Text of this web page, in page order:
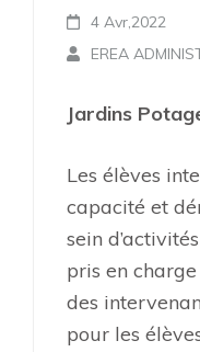
4 Avr,2022
EREA
Jardins
Les élèves
capacité et
sein
pris en
des
pour les